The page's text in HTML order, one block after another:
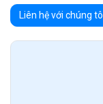
Liên hệ với chúng